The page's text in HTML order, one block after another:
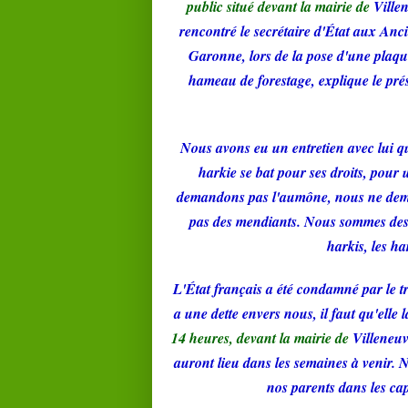
public situé devant la mairie de
rencontré le secrétaire d'État aux
Garonne, lors de la pose d'une
hameau de forestage, explique le
Nous avons eu un entretien avec lui
harkie se bat pour ses droits,
demandons pas l'aumône, nous ne
pas des mendiants. Nous sommes
harkis, les
L'État français a été condamné par
a une dette envers nous, il faut qu'elle
14 heures, devant la mairie de
auront lieu dans les semaines à venir.
nos parents dans les